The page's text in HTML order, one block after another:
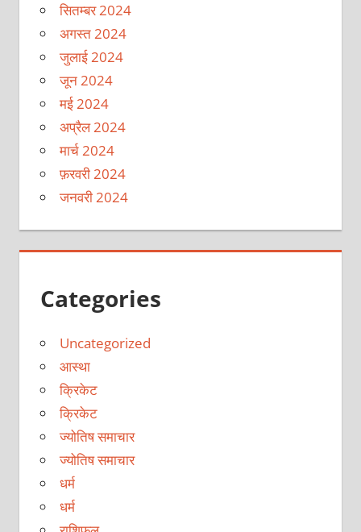
सितम्बर 2024
अगस्त 2024
जुलाई 2024
जून 2024
मई 2024
अप्रैल 2024
मार्च 2024
फ़रवरी 2024
जनवरी 2024
Categories
Uncategorized
आस्था
क्रिकेट
क्रिकेट
ज्योतिष समाचार
ज्योतिष समाचार
धर्म
धर्म